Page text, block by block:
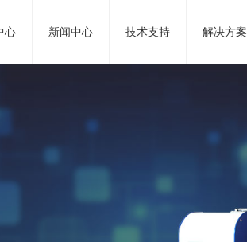
心 新闻中心 技术支持 解决方案